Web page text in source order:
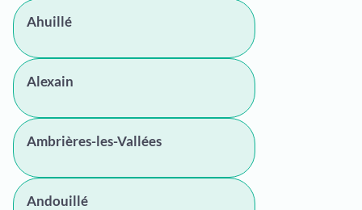
Ahuillé
Alexain
Ambrières-les-Vallées
Andouillé